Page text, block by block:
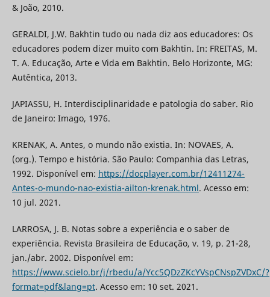
& João, 2010.
GERALDI, J.W. Bakhtin tudo ou nada diz aos educadores: Os
educadores podem dizer muito com Bakhtin. In: FREITAS, M.
T. A. Educação, Arte e Vida em Bakhtin. Belo Horizonte, MG:
Autêntica, 2013.
JAPIASSU, H. Interdisciplinaridade e patologia do saber. Rio
de Janeiro: Imago, 1976.
KRENAK, A. Antes, o mundo não existia. In: NOVAES, A.
(org.). Tempo e história. São Paulo: Companhia das Letras,
1992. Disponível em: https://docplayer.com.br/12411274-
Antes-o-mundo-nao-existia-ailton-krenak.html. Acesso em:
10 jul. 2021.
LARROSA, J. B. Notas sobre a experiência e o saber de
experiência. Revista Brasileira de Educação, v. 19, p. 21-28,
jan./abr. 2002. Disponível em:
https://www.scielo.br/j/rbedu/a/Ycc5QDzZKcYVspCNspZVDxC/?
format=pdf&lang=pt. Acesso em: 10 set. 2021.